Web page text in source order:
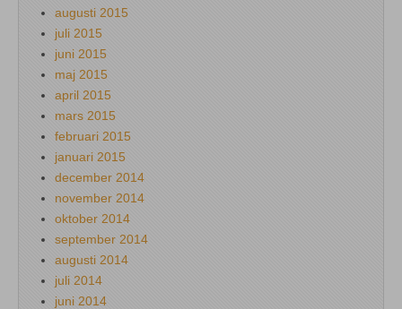
augusti 2015
juli 2015
juni 2015
maj 2015
april 2015
mars 2015
februari 2015
januari 2015
december 2014
november 2014
oktober 2014
september 2014
augusti 2014
juli 2014
juni 2014